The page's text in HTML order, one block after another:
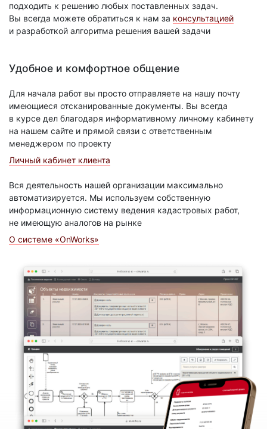
подходить к решению любых поставленных задач.
Вы всегда можете обратиться к нам за консультацией
и разработкой алгоритма решения вашей задачи
Удобное и комфортное общение
Для начала работ вы просто отправляете на нашу почту
имеющиеся отсканированные документы. Вы всегда
в курсе дел благодаря информативному личному кабинету
на нашем сайте и прямой связи с ответственным
менеджером по проекту
Личный кабинет клиента
Вся деятельность нашей организации максимально
автоматизируется. Мы используем собственную
информационную систему ведения кадастровых работ,
не имеющую аналогов на рынке
О системе «OnWorks»